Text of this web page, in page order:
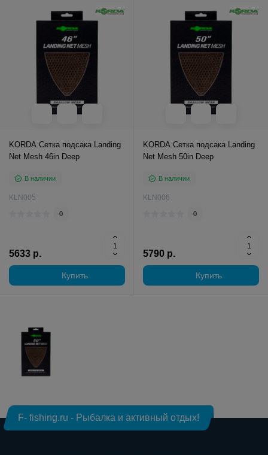
KORDA Сетка подсака Landing
Net Mesh 46in Deep
В наличии
KLN005
0
5633 р.
Купить
KORDA Сетка подсака Landing
Net Mesh 50in Deep
В наличии
KLN006
0
5790 р.
Купить
F- fishing.ru - Рыбалка и активный отдых!